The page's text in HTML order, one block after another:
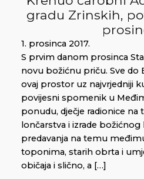
gradu Zrinskih,
1. prosinca 2017.
S prvim danom prosinca
novu božićnu priču. Sve do
ovaj prostor uz najvrjedniji
povijesni spomenik u
ponudu, dječje radionice na
lončarstva i izrade
predavanja na temu
toponima, starih obrta i
običaja i slično, a […]